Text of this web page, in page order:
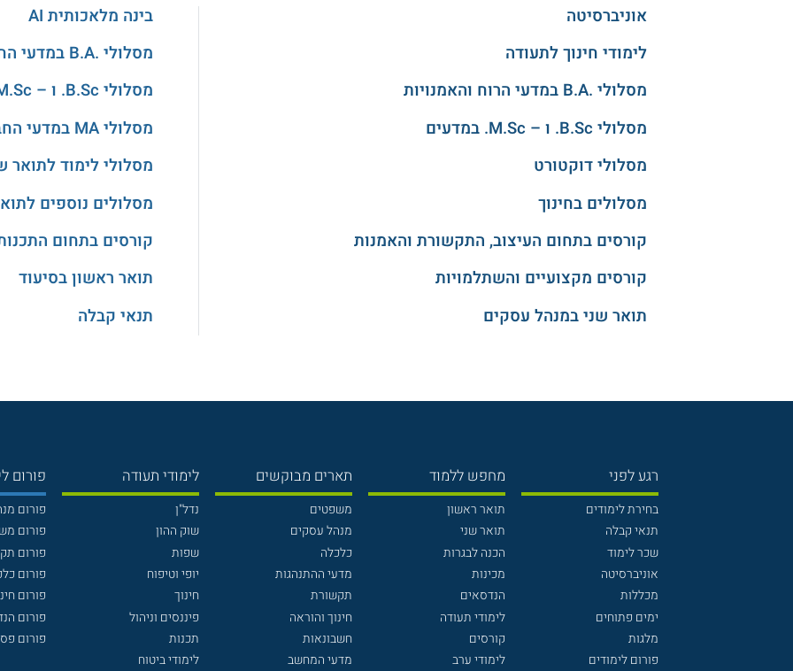
אוניברסיטה
לימודי חינוך לתעודה
מסלולי .B.A במדעי הרוח והאמנויות
מסלולי B.Sc. ו – M.Sc. במדעים
מסלולי דוקטורט
מסלולים בחינוך
קורסים בתחום העיצוב, התקשורת והאמנות
קורסים מקצועיים והשתלמויות
תואר שני במנהל עסקים
בינה מלאכותית AI
מסלולי .B.A במדעי החברה
מסלולי B.Sc. ו – M.Sc. בהנדסה
מסלולי MA במדעי החברה
מסלולי לימוד לתואר
מסלולים נוספים
קורסים בתחום
תואר ראשון בסיעוד
תנאי קבלה
רגע לפני
בחירת לימודים
תנאי קבלה
שכר לימוד
אוניברסיטה
מכללות
ימים פתוחים
מלגות
פורום לימודים
מחפש ללמוד
תואר ראשון
תואר שני
הכנה לבגרות
מכינות
הנדסאים
לימודי תעודה
קורסים
לימודי ערב
תארים מבוקשים
משפטים
מנהל עסקים
כלכלה
מדעי ההתנהגות
תקשורת
חינוך והוראה
חשבונאות
מדעי המחשב
לימודי תעודה
נדל"ן
שוק ההון
שפות
יופי וטיפוח
חינוך
פיננסים וניהול
תכנות
לימודי ביטוח
פורום
פורום
פורום
פורום
פורום
פורום
פורום
פורום